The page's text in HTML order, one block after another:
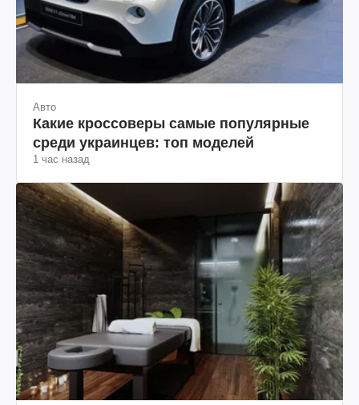
Авто
Какие кроссоверы самые популярные
среди украинцев: топ моделей
1 час назад